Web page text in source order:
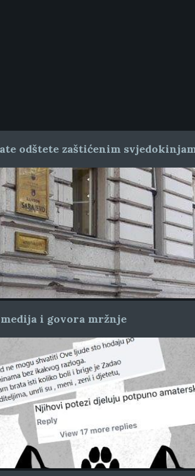
odštete zaštićenim
i govora mržnje